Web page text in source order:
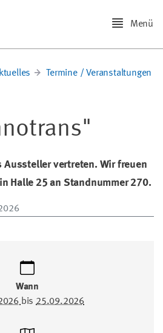
Menü
Termine / Veranstaltungen
Aussteller vertreten. Wir freuen
Halle 25 an Standnummer 270.
Wann
bis 25.09.2026